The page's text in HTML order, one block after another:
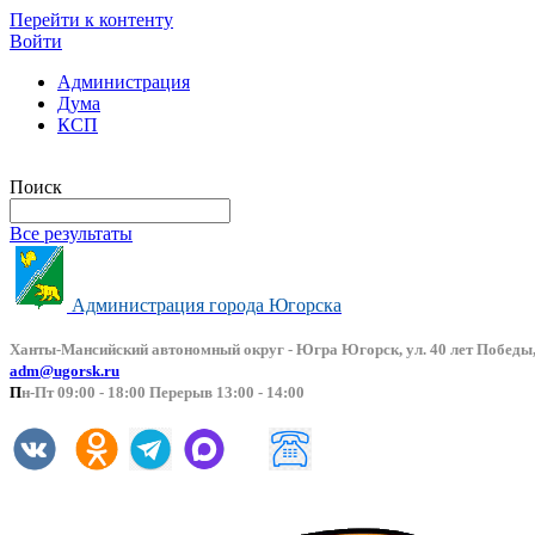
Перейти к контенту
Войти
Администрация
Дума
КСП
Поиск
Все результаты
Администрация города Югорска
Ханты-Мансийский автономный округ - Югра Югорск, ул. 40 лет
adm@ugorsk.ru
Пн-Пт 09:00 - 18:00 Перерыв 13:00 - 14:00